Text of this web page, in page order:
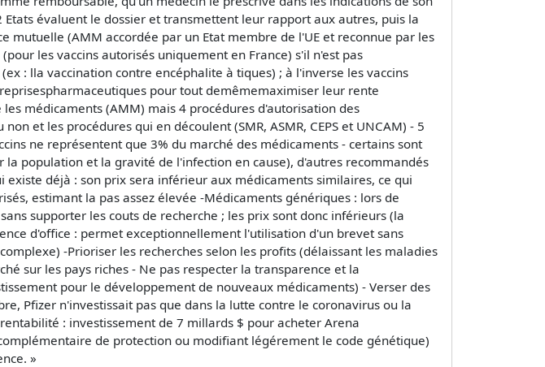
évaluent le dossier et transmettent leur rapport aux autres, puis la
(AMM accordée par un Etat membre de l'UE et reconnue par les
les vaccins autorisés uniquement en France) s'il n'est pas
: lla vaccination contre encéphalite à tiques) ; à l'inverse les vaccins
pour tout demêmemaximiser leur rente
médicaments (AMM) mais 4 procédures d'autorisation des
et les procédures qui en découlent (SMR, ASMR, CEPS et UNCAM) - 5
ne représentent que 3% du marché des médicaments - certains sont
population et la gravité de l'infection en cause), d'autres recommandés
déjà : son prix sera inférieur aux médicaments similaires, ce qui
estimant la pas assez élevée -Médicaments génériques : lors de
supporter les couts de recherche ; les prix sont donc inférieurs (la
d'office : permet exceptionnellement l'utilisation d'un brevet sans
-Prioriser les recherches selon les profits (délaissant les maladies
sur les pays riches - Ne pas respecter la transparence et la
pour le développement de nouveaux médicaments) - Verser des
Pfizer n'investissait pas que dans la lutte contre le coronavirus ou la
: investissement de 7 millards $ pour acheter Arena
de protection ou modifiant légérement le code génétique)
»